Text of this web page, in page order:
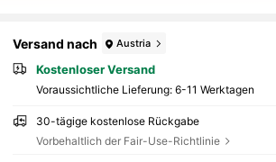
Versand nach Austria
Kostenloser Versand
Voraussichtliche Lieferung: 6-11 Werktagen
30-tägige kostenlose Rückgabe
Vorbehaltlich der Fair-Use-Richtlinie